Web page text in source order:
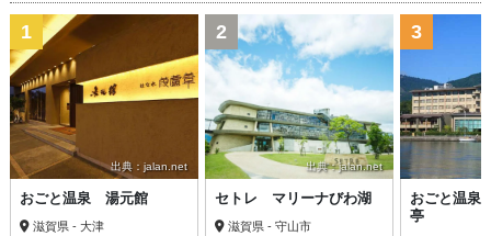
出典：jalan.net
1
おごと温泉 湯元館
滋賀県 - 大津
出典：jalan.net
2
セトレ マリーナびわ湖
滋賀県 - 守山市
3
おごと温泉
亭